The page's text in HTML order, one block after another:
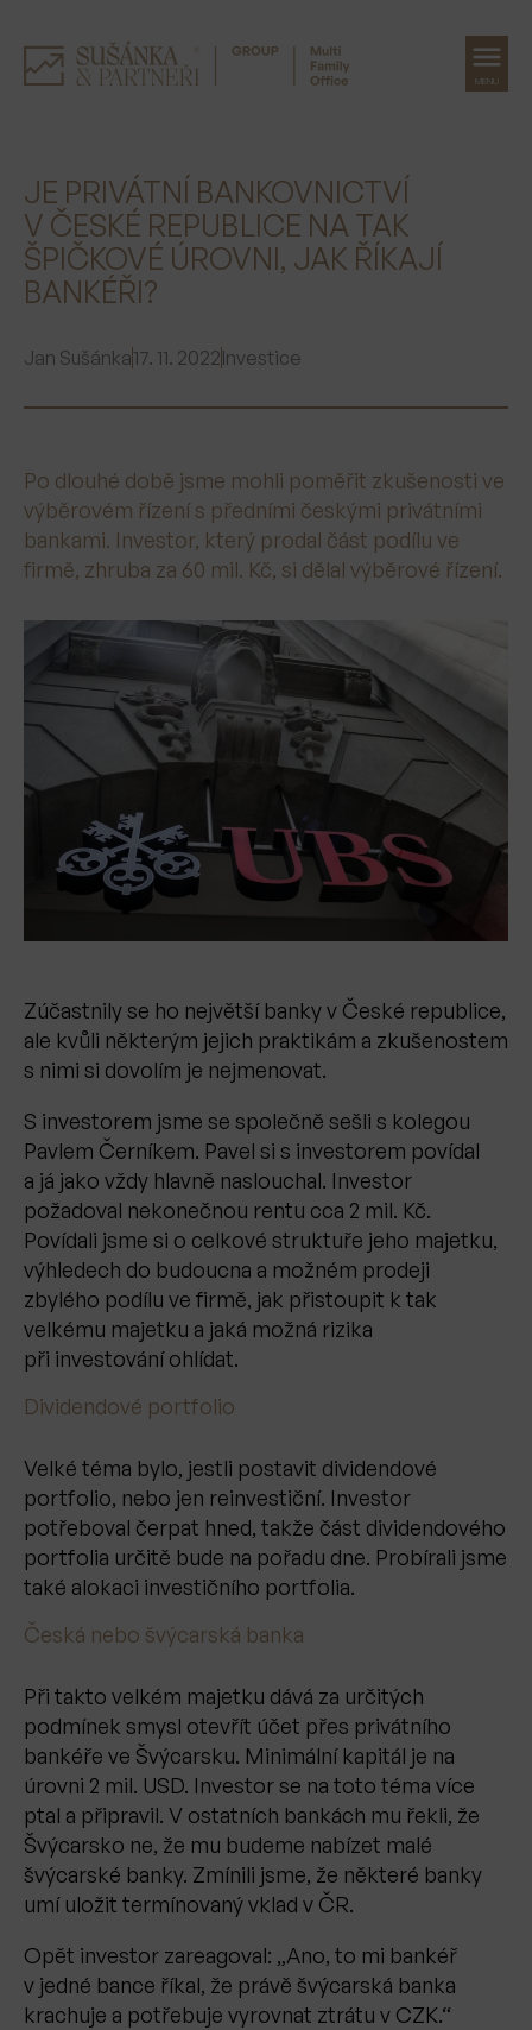
obsah
MENU
JE PRIVÁTNÍ BANKOVNICTVÍ
V ČESKÉ REPUBLICE NA TAK
ŠPIČKOVÉ ÚROVNI, JAK ŘÍKAJÍ
BANKÉŘI?
Jan Sušánka17. 11. 2022Investice
Po dlouhé době jsme mohli poměřit zkušenosti ve
výběrovém řízení s předními českými privátními
bankami. Investor, který prodal část podílu ve
firmě, zhruba za 60 mil. Kč, si dělal výběrové řízení.
Zúčastnily se ho největší banky v České republice,
ale kvůli některým jejich praktikám a zkušenostem
s nimi si dovolím je nejmenovat.
S investorem jsme se společně sešli s kolegou
Pavlem Černíkem. Pavel si s investorem povídal
a já jako vždy hlavně naslouchal. Investor
požadoval nekonečnou rentu cca 2 mil. Kč.
Povídali jsme si o celkové struktuře jeho majetku,
výhledech do budoucna a možném prodeji
zbylého podílu ve firmě, jak přistoupit k tak
velkému majetku a jaká možná rizika
při investování ohlídat.
Dividendové portfolio
Velké téma bylo, jestli postavit dividendové
portfolio, nebo jen reinvestiční. Investor
potřeboval čerpat hned, takže část dividendového
portfolia určitě bude na pořadu dne. Probírali jsme
také alokaci investičního portfolia.
Česká nebo švýcarská banka
Při takto velkém majetku dává za určitých
podmínek smysl otevřít účet přes privátního
bankéře ve Švýcarsku. Minimální kapitál je na
úrovni 2 mil. USD. Investor se na toto téma více
ptal a připravil. V ostatních bankách mu řekli, že
Švýcarsko ne, že mu budeme nabízet malé
švýcarské banky. Zmínili jsme, že některé banky
umí uložit termínovaný vklad v ČR.
Opět investor zareagoval: „Ano, to mi bankéř
v jedné bance říkal, že právě švýcarská banka
krachuje a potřebuje vyrovnat ztrátu v CZK.“